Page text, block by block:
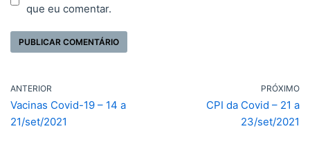
que eu comentar.
ANTERIOR
Vacinas Covid-19 – 14 a
21/set/2021
PRÓXIMO
CPI da Covid – 21 a
23/set/2021